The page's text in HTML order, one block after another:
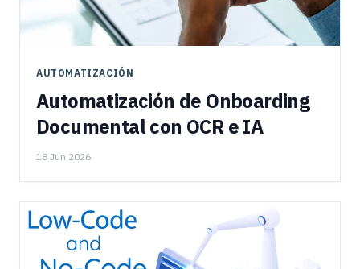
AUTOMATIZACIÓN
Automatización de Onboarding
Documental con OCR e IA
18 Jun 2026